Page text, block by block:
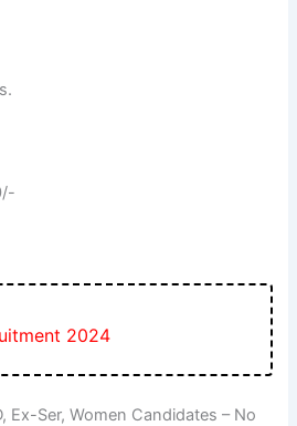
2024
Ex-Ser, Women Candidates – No